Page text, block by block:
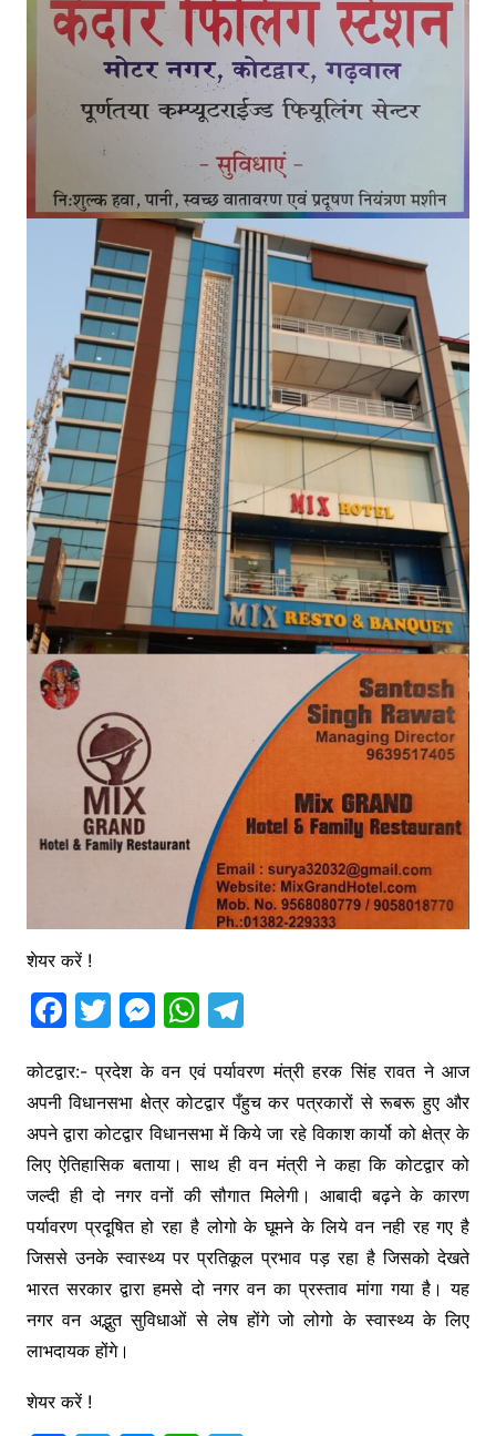
शेयर करें !
F
c
e
b
o
o
k
T
itt
er
M
s
s
e
n
g
er
W
at
s
A
p
p
T
e
gr
a
m
कोटद्वार:- प्रदेश के वन एवं पर्यावरण मंत्री हरक सिंह रावत ने आज
अपनी विधानसभा क्षेत्र कोटद्वार पँहुच कर पत्रकारों से रूबरू हुए और
अपने द्वारा कोटद्वार विधानसभा में किये जा रहे विकाश कार्यो को क्षेत्र के
लिए ऐतिहासिक बताया। साथ ही वन मंत्री ने कहा कि कोटद्वार को
जल्दी ही दो नगर वनों की सौगात मिलेगी। आबादी बढ़ने के कारण
पर्यावरण प्रदूषित हो रहा है लोगो के घूमने के लिये वन नही रह गए है
जिससे उनके स्वास्थ्य पर प्रतिकूल प्रभाव पड़ रहा है जिसको देखते
भारत सरकार द्वारा हमसे दो नगर वन का प्रस्ताव मांगा गया है। यह
नगर वन अद्भुत सुविधाओं से लेष होंगे जो लोगो के स्वास्थ्य के लिए
लाभदायक होंगे।
शेयर करें !